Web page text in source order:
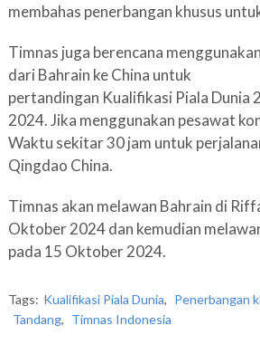
membahas penerbangan khusus
Timnas juga berencana
dari Bahrain ke China untuk
pertandingan Kualifikasi Piala Dunia
2024. Jika menggunakan pesawat
Waktu sekitar 30 jam untuk
Qingdao China.
Timnas akan melawan Bahrain di
Oktober 2024 dan kemudian
pada 15 Oktober 2024.
Tags: Kualifikasi Piala Dunia, Penerbangan
Tandang, Timnas Indonesia